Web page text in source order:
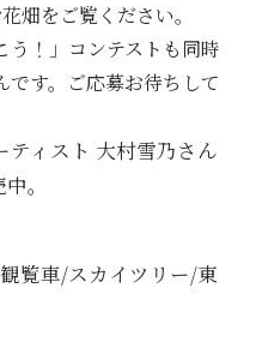
畑をご覧ください。
う！」コンテストも同時
す。ご応募お待ちして
ィスト 大村雪乃さん
。
覧車/スカイツリー/東